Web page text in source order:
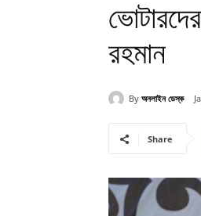
রহমান
By অনলাইন ডেস্ক
Share